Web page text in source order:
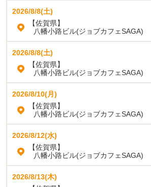
2026/8/8(土)
【佐賀県】
八幡小路ビル(ジョブカフェSAGA)
2026/8/8(土)
【佐賀県】
八幡小路ビル(ジョブカフェSAGA)
2026/8/10(月)
【佐賀県】
八幡小路ビル(ジョブカフェSAGA)
2026/8/12(水)
【佐賀県】
八幡小路ビル(ジョブカフェSAGA)
2026/8/13(木)